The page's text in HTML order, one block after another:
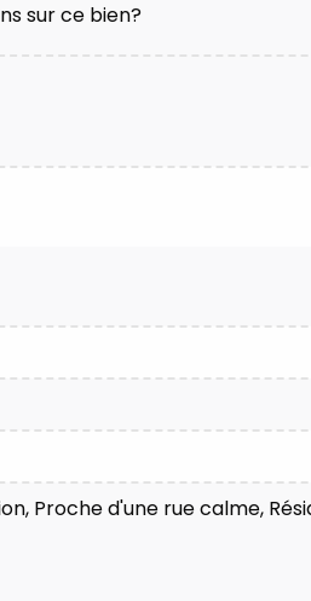
sur ce bien?
Proche d'une rue calme,